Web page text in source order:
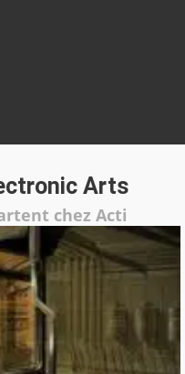
Arts
chez Acti